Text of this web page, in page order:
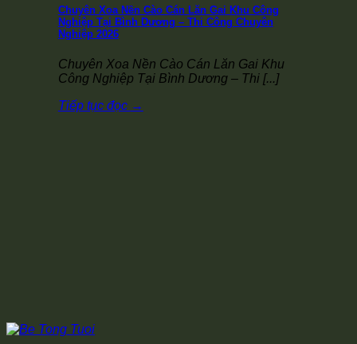
Chuyên Xoa Nền Cào Cán Lăn Gai Khu Công
Nghiệp Tại Bình Dương – Thi Công Chuyên
Nghiệp 2026
Chuyên Xoa Nền Cào Cán Lăn Gai Khu
Công Nghiệp Tại Bình Dương – Thi [...]
Tiếp tục đọc →